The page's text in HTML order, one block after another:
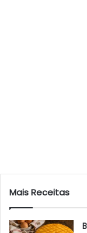
Mais Receitas